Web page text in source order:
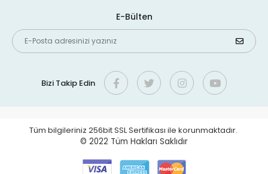
E-Bülten
Bizi Takip Edin
Tüm bilgileriniz 256bit SSL Sertifikası ile korunmaktadır.
© 2022 Tüm Hakları Saklıdır